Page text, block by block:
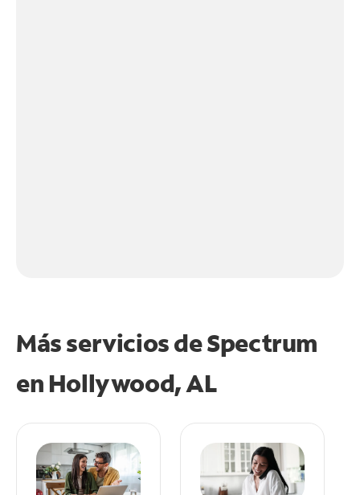
Más servicios de Spectrum
en Hollywood, AL